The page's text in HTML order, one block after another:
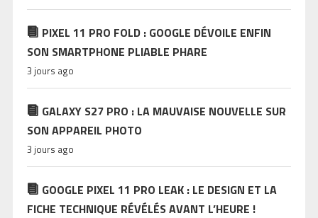
PIXEL 11 PRO FOLD : GOOGLE DÉVOILE ENFIN
SON SMARTPHONE PLIABLE PHARE
3 jours ago
GALAXY S27 PRO : LA MAUVAISE NOUVELLE SUR
SON APPAREIL PHOTO
3 jours ago
GOOGLE PIXEL 11 PRO LEAK : LE DESIGN ET LA
FICHE TECHNIQUE RÉVÉLÉS AVANT L’HEURE !